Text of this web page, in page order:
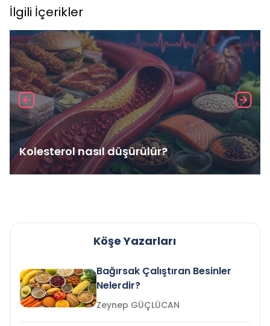
İlgili İçerikler
Kolesterol nasıl düşürülür?
Köşe Yazarları
Bağırsak Çalıştıran Besinler
Nelerdir?
Zeynep GÜÇLÜCAN